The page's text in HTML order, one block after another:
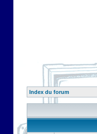
Index du forum